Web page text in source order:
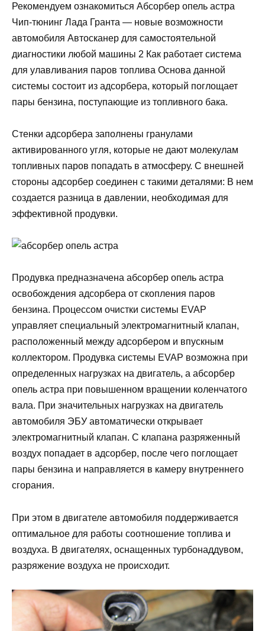
Рекомендуем ознакомиться Абсорбер опель астра
Чип-тюнинг Лада Гранта — новые возможности
автомобиля Автосканер для самостоятельной
диагностики любой машины 2 Как работает система
для улавливания паров топлива Основа данной
системы состоит из адсорбера, который поглощает
пары бензина, поступающие из топливного бака.
Стенки адсорбера заполнены гранулами
активированного угля, которые не дают молекулам
топливных паров попадать в атмосферу. С внешней
стороны адсорбер соединен с такими деталями: В нем
создается разница в давлении, необходимая для
эффективной продувки.
Продувка предназначена абсорбер опель астра
освобождения адсорбера от скопления паров
бензина. Процессом очистки системы EVAP
управляет специальный электромагнитный клапан,
расположенный между адсорбером и впускным
коллектором. Продувка системы EVAP возможна при
определенных нагрузках на двигатель, а абсорбер
опель астра при повышенном вращении коленчатого
вала. При значительных нагрузках на двигатель
автомобиля ЭБУ автоматически открывает
электромагнитный клапан. С клапана разряженный
воздух попадает в адсорбер, после чего поглощает
пары бензина и направляется в камеру внутреннего
сгорания.
При этом в двигателе автомобиля поддерживается
оптимальное для работы соотношение топлива и
воздуха. В двигателях, оснащенных турбонаддувом,
разряжение воздуха не происходит.